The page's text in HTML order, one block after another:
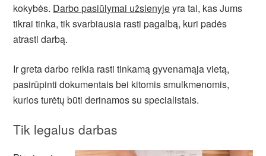
kokybės. Darbo pasiūlymai užsienyjeyra tai, kas Jums
tikrai tinka, tik svarbiausia rasti pagalbą, kuri padės
atrasti darbą.
Ir greta darbo reikia rasti tinkamą gyvenamąja vietą,
pasirūpinti dokumentais bei kitomis smulkmenomis,
kurios turėtų būti derinamos su specialistais.
Tik legalus darbas